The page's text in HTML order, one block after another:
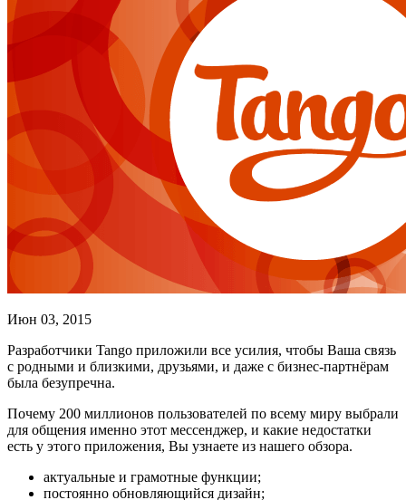
Июн 03, 2015
Разработчики Tango приложили все усилия, чтобы Ваша связь
с родными и близкими, друзьями, и даже с бизнес-партнёрам
была безупречна.
Почему 200 миллионов пользователей по всему миру выбрали
для общения именно этот мессенджер, и какие недостатки
есть у этого приложения, Вы узнаете из нашего обзора.
актуальные и грамотные функции;
постоянно обновляющийся дизайн;